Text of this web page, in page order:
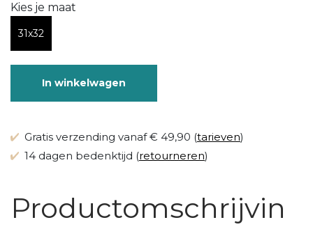
Kies je maat
31x32
In winkelwagen
Gratis verzending vanaf € 49,90 (tarieven)
14 dagen bedenktijd (retourneren)
Productomschrijvin